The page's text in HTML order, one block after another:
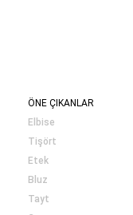
ÖNE ÇIKANLAR
Elbise
Tişört
Etek
Bluz
Tayt